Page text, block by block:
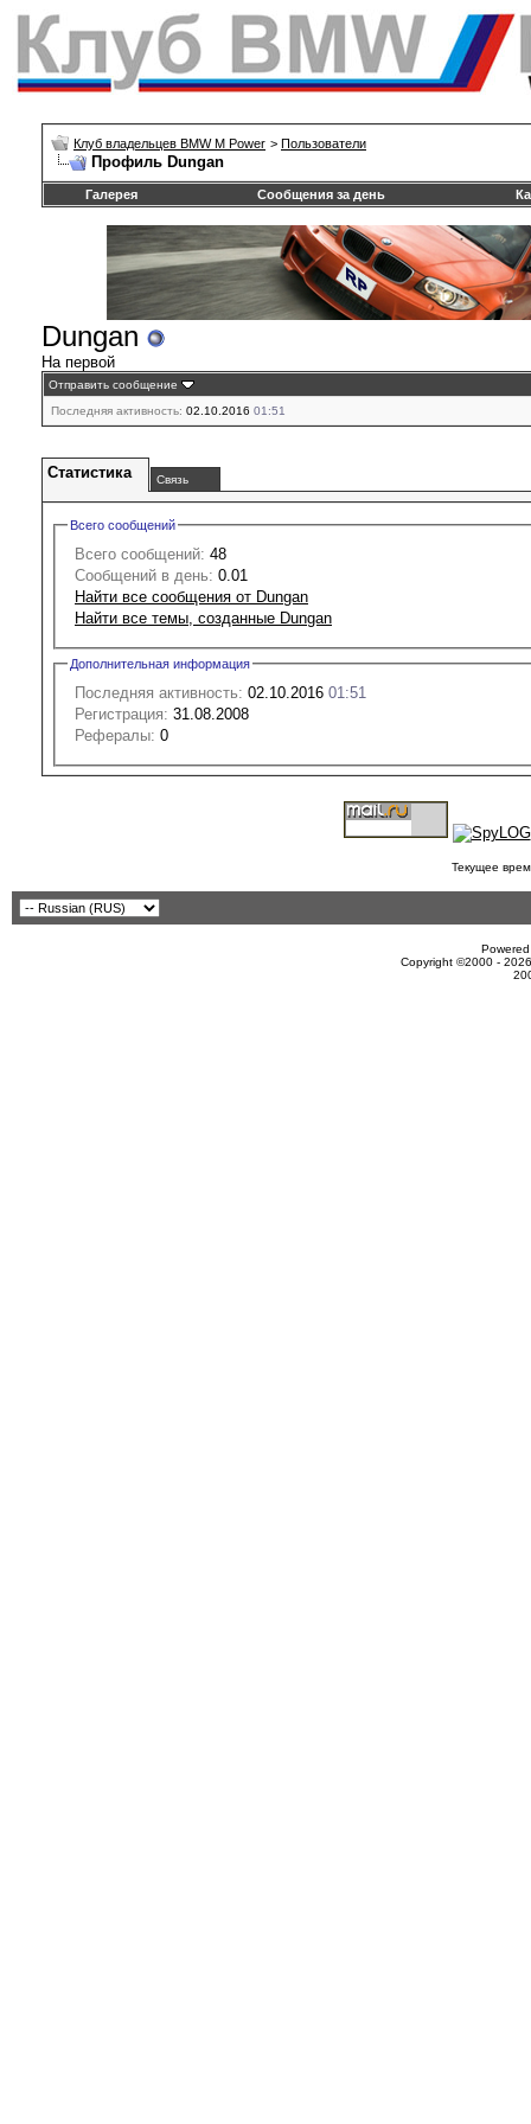
Клуб владельцев BMW M Power > Пользователи
Профиль Dungan
Галерея Сообщения за день
Dungan
На первой
Отправить сообщение
Последняя активность: 02.10.2016 01:51
Статистика Связь
Всего сообщений
Всего сообщений: 48
Сообщений в день: 0.01
Найти все сообщения от Dungan
Найти все темы, созданные Dungan
Дополнительная информация
Последняя активность: 02.10.2016 01:51
Регистрация: 31.08.2008
Рефералы: 0
Текущее
Copyright ©2000 -